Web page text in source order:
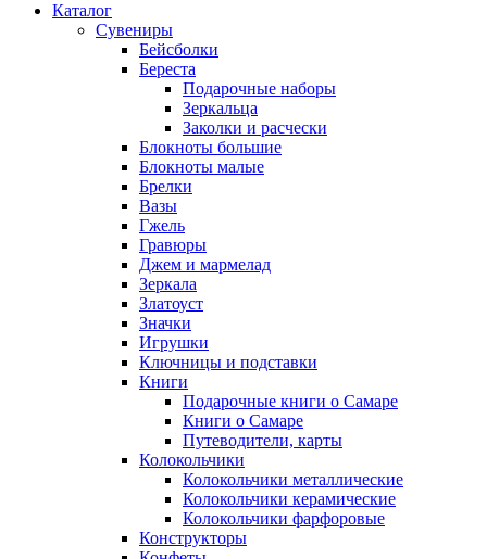
Каталог
Сувениры
Бейсболки
Береста
Подарочные наборы
Зеркальца
Заколки и расчески
Блокноты большие
Блокноты малые
Брелки
Вазы
Гжель
Гравюры
Джем и мармелад
Зеркала
Златоуст
Значки
Игрушки
Ключницы и подставки
Книги
Подарочные книги о Самаре
Книги о Самаре
Путеводители, карты
Колокольчики
Колокольчики металлические
Колокольчики керамические
Колокольчики фарфоровые
Конструкторы